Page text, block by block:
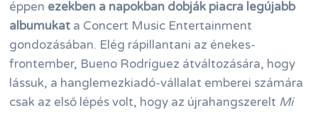
éppen ezekben a napokban dobják piacra legújabb
albumukat a Concert Music Entertainment
gondozásában. Elég rápillantani az énekes-
frontember, Bueno Rodríguez átváltozására, hogy
lássuk, a hanglemezkiadó-vállalat emberei számára
csak az első lépés volt, hogy az újrahangszerelt Mi